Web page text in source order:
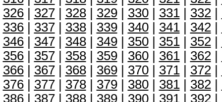
326| 327| 328| 329| 330| 331| 332|
336| 337| 338| 339| 340| 341| 342|
346| 347| 348| 349| 350| 351| 352|
356| 357| 358| 359| 360| 361| 362|
366| 367| 368| 369| 370| 371| 372|
376| 377| 378| 379| 380| 381| 382|
386| 387| 388| 389| 390| 391| 392|